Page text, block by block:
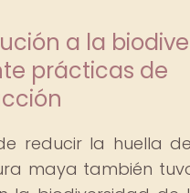
a la
prácticas de
reducir la huella
maya también